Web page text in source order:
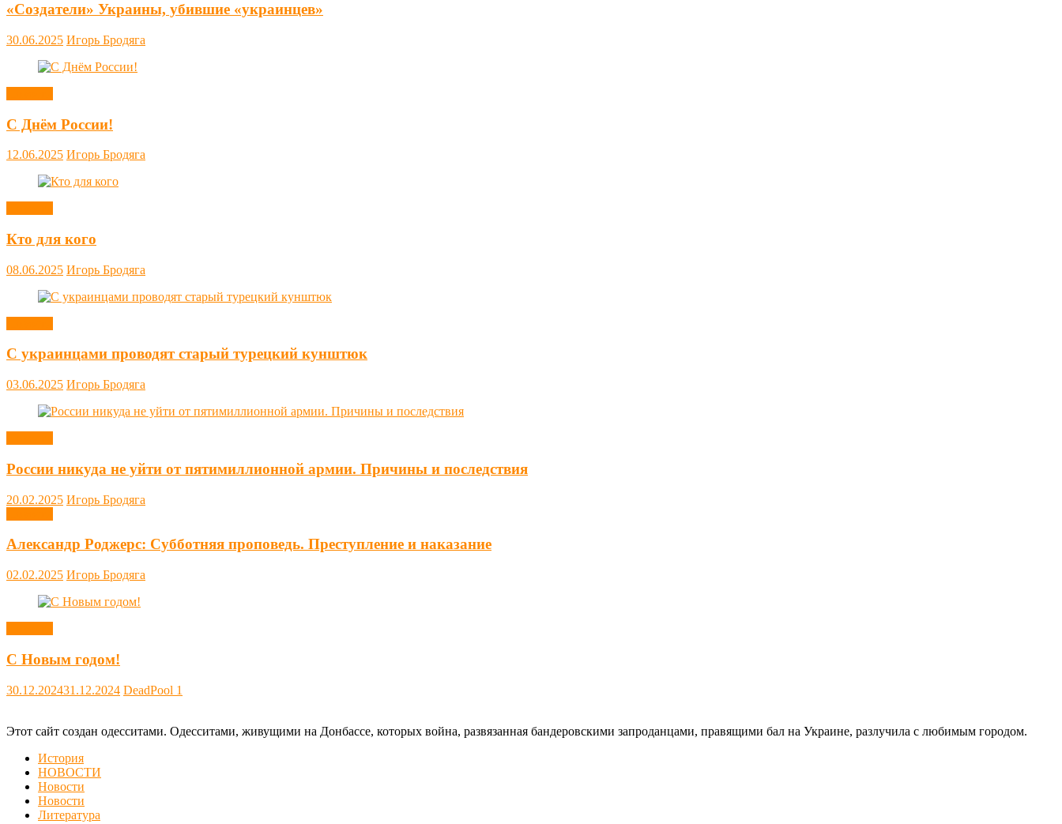
«Создатели» Украины, убившие «украинцев»
30.06.2025 Игорь Бродяга
С Днём России!
12.06.2025 Игорь Бродяга
Кто для кого
08.06.2025 Игорь Бродяга
С украинцами проводят старый турецкий кунштюк
03.06.2025 Игорь Бродяга
России никуда не уйти от пятимиллионной армии. Причины и последствия
20.02.2025 Игорь Бродяга
Александр Роджерс: Субботняя проповедь. Преступление и наказание
02.02.2025 Игорь Бродяга
С Новым годом!
30.12.202431.12.2024 DeadPool 1
Этот сайт создан одесситами. Одесситами, живущими на Донбассе, которых война, развязанная бандеровскими запроданцами, правящими бал на Украине, разлучила с любимым городом.
История
НОВОСТИ
Новости
Новости
Литература